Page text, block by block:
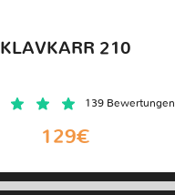
KLAVKARR 210
139 Bewertungen
129€